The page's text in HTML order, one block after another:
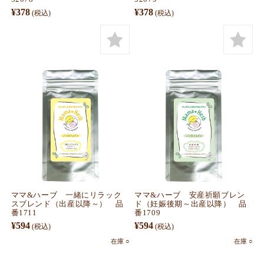
¥378 (税込) ¥378 (税込)
ママ&ハーブ 一緒にリラック
スブレンド（出産以降～） 品
番1711
¥594 (税込)
在庫 ○
ママ&ハーブ 安産祈願ブレン
ド（妊娠後期～出産以降） 品
番1709
¥594 (税込)
在庫 ○